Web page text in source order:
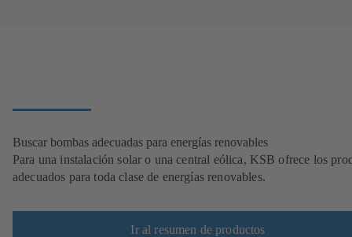
Buscar bombas adecuadas para energías renovables
Para una instalación solar o una central eólica, KSB ofrece los
adecuados para toda clase de energías renovables.
Ir al resumen de productos